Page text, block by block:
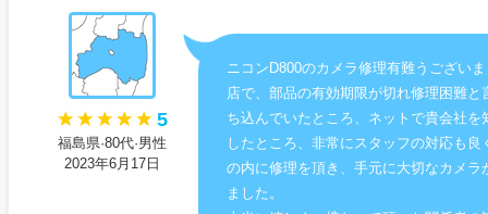
5
福島県·80代·男性
2023年6月17日
ニコンD800のカメラ修理有難うござい
店で、部品の有効期限が切れ修理困難と
ち込んでいたところ、ネットで貴会社を
したところ、非常にスタッフの対応も良
の内に修理を頂き、手元に大切なカメラ
ました。